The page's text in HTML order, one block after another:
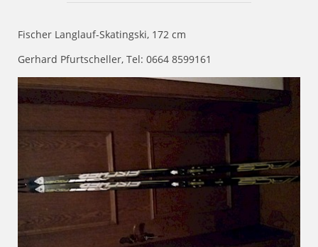
Fischer Langlauf-Skatingski, 172 cm
Gerhard Pfurtscheller, Tel: 0664 8599161